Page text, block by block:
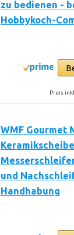
zu bedienen -
Hobbykoch-
Preis
WMF Gourmet
und
Handhabung